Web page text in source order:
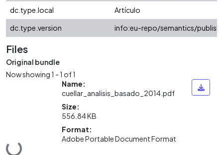
dc.type.local
Artículo
dc.type.version
info:eu-repo/semantics/
Files
Original bundle
Now showing1 - 1 of 1
Loading...
Name:
cuellar_analisis_basado_2014.pdf
Size:
556.84 KB
Format:
Adobe Portable Document Format